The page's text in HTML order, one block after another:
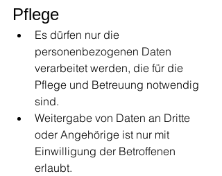
Pflege
Es dürfen nur die
personenbezogenen Daten
verarbeitet werden, die für die
Pflege und Betreuung notwendig
sind.
Weitergabe von Daten an Dritte
oder Angehörige ist nur mit
Einwilligung der Betroffenen
erlaubt.